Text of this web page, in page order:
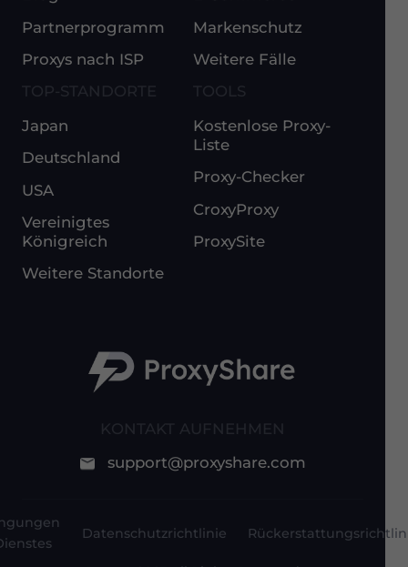
KONTAKT AUFNEHMEN
support@proxyshare.com
Partnerprogramm
Proxys nach ISP
Markenschutz
Weitere Fälle
TOP-STANDORTE
Japan
Deutschland
USA
Vereinigtes
Königreich
Weitere Standorte
Kostenlose Proxy-
Liste
Proxy-Checker
CroxyProxy
ProxySite
Datenschutzrichtlinie